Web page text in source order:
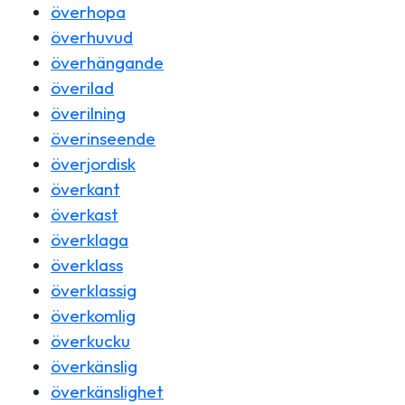
överhopa
överhuvud
överhängande
överilad
överilning
överinseende
överjordisk
överkant
överkast
överklaga
överklass
överklassig
överkomlig
överkucku
överkänslig
överkänslighet